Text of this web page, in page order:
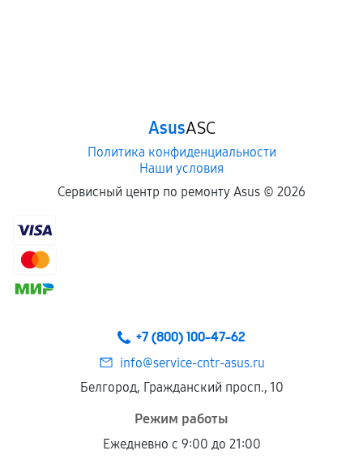
AsusASC
Политика конфиденциальности
Наши условия
Сервисный центр по ремонту Asus © 2026
+7 (800) 100-47-62
info@service-cntr-asus.ru
Белгород, Гражданский просп., 10
Режим работы
Ежедневно с 9:00 до 21:00